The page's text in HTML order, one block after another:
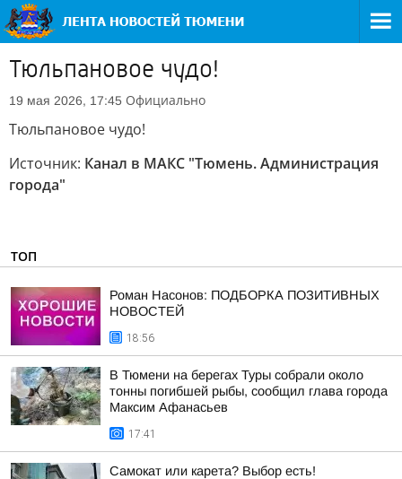
Тюльпановое чудо!
19 мая 2026, 17:45 Официально
Тюльпановое чудо!
Источник: Канал в МАКС "Тюмень. Администрация
города"
ТОП
Роман Насонов: ПОДБОРКА ПОЗИТИВНЫХ
НОВОСТЕЙ
18:56
В Тюмени на берегах Туры собрали около
тонны погибшей рыбы, сообщил глава города
Максим Афанасьев
17:41
Самокат или карета? Выбор есть!